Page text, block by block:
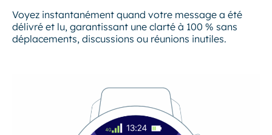
Voyez instantanément quand votre message a été
délivré et lu, garantissant une clarté à 100 % sans
déplacements, discussions ou réunions inutiles.